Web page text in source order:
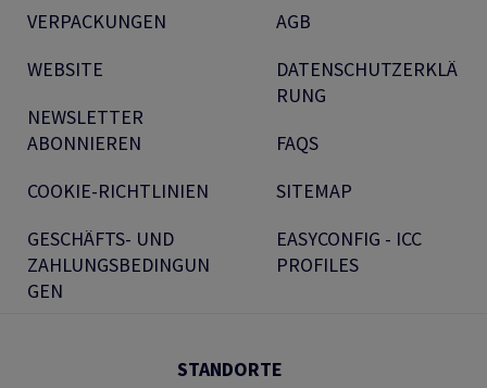
VERPACKUNGEN
WEBSITE
NEWSLETTER
ABONNIEREN
COOKIE-RICHTLINIEN
GESCHÄFTS- UND
ZAHLUNGSBEDINGUN
GEN
AGB
DATENSCHUTZERKLÄ
RUNG
FAQS
SITEMAP
EASYCONFIG - ICC
PROFILES
STANDORTE